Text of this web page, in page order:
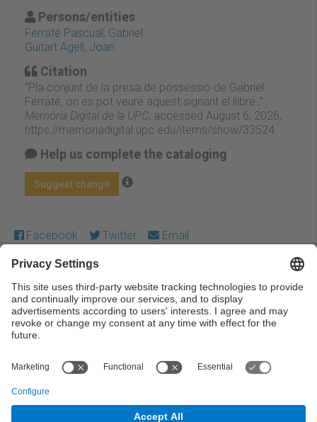
Persons/entities
Ferraté Pascual, Gabriel
Guitart Agell, Joan
Citation
“Pla conjunt de la presa de possessió de Gabriel
Ferraté, on es pot veure aquest signant el llibre.,”
Memòria Digital de la UPC, accessed August 6, 2026,
https://memoriadigital.upc.edu/items/show/33524
Help us complete the cataloging
Suggest change
Facebook Twitter Email
Except where otherwise noted, content on this work is
licensed under a Creative Commons license:Attribution-
NonCommercial-NoDerivs 4.0 Generic